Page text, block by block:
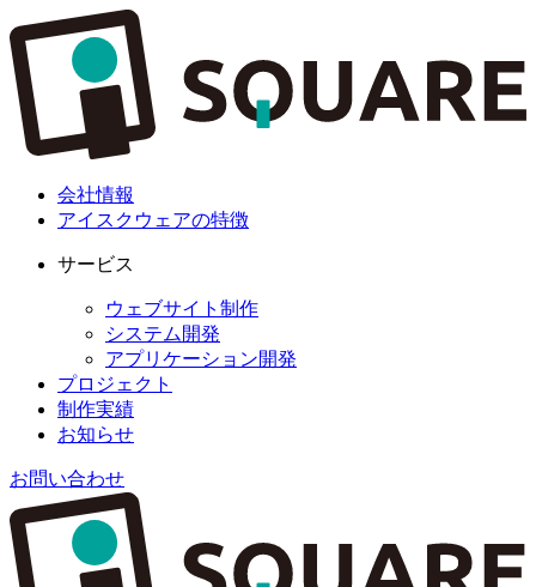
会社情報
アイスクウェアの特徴
サービス
ウェブサイト制作
システム開発
アプリケーション開発
プロジェクト
制作実績
お知らせ
お問い合わせ